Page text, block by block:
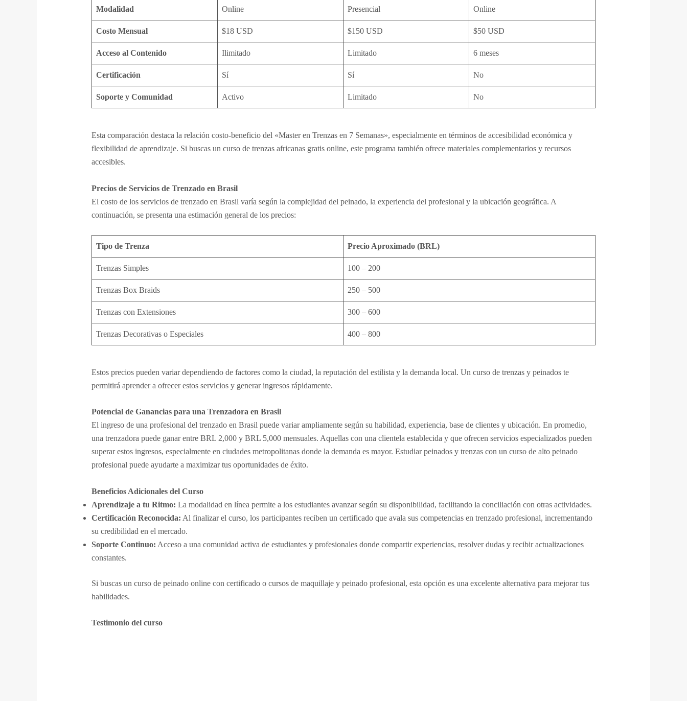
Modalidad Online Presencial Online
Costo Mensual $18 USD $150 USD $50 USD
Acceso al Contenido Ilimitado Limitado 6 meses
Certificación Sí Sí No
Soporte y Comunidad Activo Limitado No
Esta comparación destaca la relación costo-beneficio del «Master en Trenzas en 7 Semanas», especialmente en términos de accesibilidad económica y
flexibilidad de aprendizaje. Si buscas un curso de trenzas africanas gratis online, este programa también ofrece materiales complementarios y recursos
accesibles.
Precios de Servicios de Trenzado en Brasil
El costo de los servicios de trenzado en Brasil varía según la complejidad del peinado, la experiencia del profesional y la ubicación geográfica. A
continuación, se presenta una estimación general de los precios:
Tipo de Trenza Precio Aproximado (BRL)
Trenzas Simples 100 – 200
Trenzas Box Braids 250 – 500
Trenzas con Extensiones 300 – 600
Trenzas Decorativas o Especiales 400 – 800
Estos precios pueden variar dependiendo de factores como la ciudad, la reputación del estilista y la demanda local. Un curso de trenzas y peinados te
permitirá aprender a ofrecer estos servicios y generar ingresos rápidamente.
Potencial de Ganancias para una Trenzadora en Brasil
El ingreso de una profesional del trenzado en Brasil puede variar ampliamente según su habilidad, experiencia, base de clientes y ubicación. En promedio,
una trenzadora puede ganar entre BRL 2,000 y BRL 5,000 mensuales. Aquellas con una clientela establecida y que ofrecen servicios especializados pueden
superar estos ingresos, especialmente en ciudades metropolitanas donde la demanda es mayor. Estudiar peinados y trenzas con un curso de alto peinado
profesional puede ayudarte a maximizar tus oportunidades de éxito.
Beneficios Adicionales del Curso
Aprendizaje a tu Ritmo: La modalidad en línea permite a los estudiantes avanzar según su disponibilidad, facilitando la conciliación con otras actividades.
Certificación Reconocida: Al finalizar el curso, los participantes reciben un certificado que avala sus competencias en trenzado profesional, incrementando
su credibilidad en el mercado.
Soporte Continuo: Acceso a una comunidad activa de estudiantes y profesionales donde compartir experiencias, resolver dudas y recibir actualizaciones
constantes.
Si buscas un curso de peinado online con certificado o cursos de maquillaje y peinado profesional, esta opción es una excelente alternativa para mejorar tus
habilidades.
Testimonio del curso